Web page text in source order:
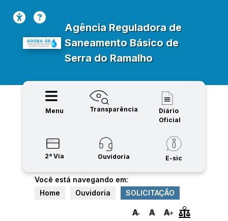
Agência Reguladora de
Saneamento Básico de
Serra do Ramalho
Menu Transparência
Diário
Oficial
2ª Via Ouvidoria E-sic
Você está navegando em:
Home
Ouvidoria SOLICITAÇÃO